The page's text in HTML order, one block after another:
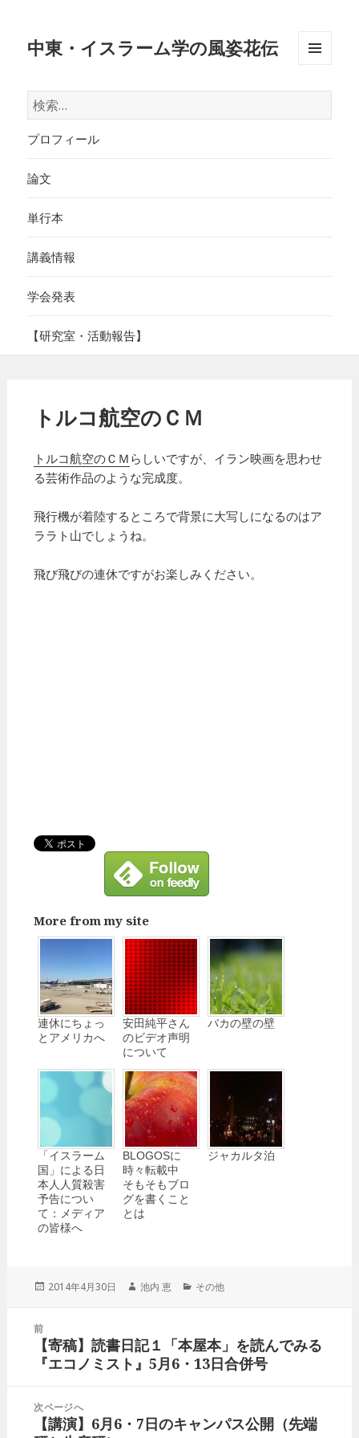
中東・イスラーム学の風姿花伝
検
索:
プロフィール
論文
単行本
講義情報
学会発表
【研究室・活動報告】
トルコ航空のＣＭ
トルコ航空のＣＭ らしいですが、イラン映画を思わせ
る芸術作品のような完成度。
飛行機が着陸するところで背景に大写しになるのはア
ララト山でしょうね。
飛び飛びの連休ですがお楽しみください。
More from my site
連休にちょっ
とアメリカへ
安田純平さん
のビデオ声明
について
バカの壁の壁
「イスラーム
国」による日
本人人質殺害
予告につい
て：メディア
の皆様へ
BLOGOSに
時々転載中
そもそもブロ
グを書くこと
とは
ジャカルタ泊
投
2014年4月30日
作
池内 恵
カ
ー
その他
前
前
の
稿:
【寄稿】読書日記１「本屋本」を読んでみる
『エコノミスト』5月6・13日合併号
次ページへ
次【講演】6月6・7日のキャンパス公開（先端